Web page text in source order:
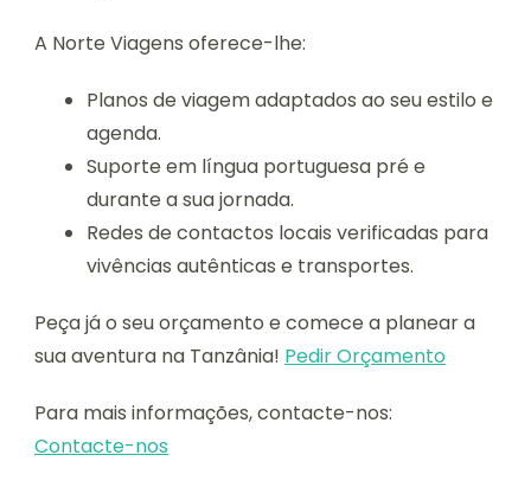
A Norte Viagens oferece-lhe:
Planos de viagem adaptados ao seu estilo e
agenda.
Suporte em língua portuguesa pré e
durante a sua jornada.
Redes de contactos locais verificadas para
vivências autênticas e transportes.
Peça já o seu orçamento e comece a planear a
sua aventura na Tanzânia! Pedir Orçamento
Para mais informações, contacte-nos:
Contacte-nos